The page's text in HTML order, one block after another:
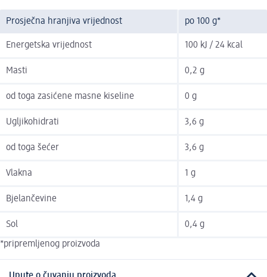
Prosječna hranjiva vrijednost po 100 g*
Energetska vrijednost 100 kJ / 24 kcal
Masti 0,2 g
od toga zasićene masne kiseline 0 g
Ugljikohidrati 3,6 g
od toga šećer 3,6 g
Vlakna 1 g
Bjelančevine 1,4 g
Sol 0,4 g
*pripremljenog proizvoda